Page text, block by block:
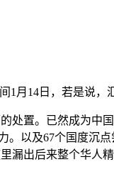
14日，若是说，
置。已然成为中
以及67个国度沉
漏出后来整个华